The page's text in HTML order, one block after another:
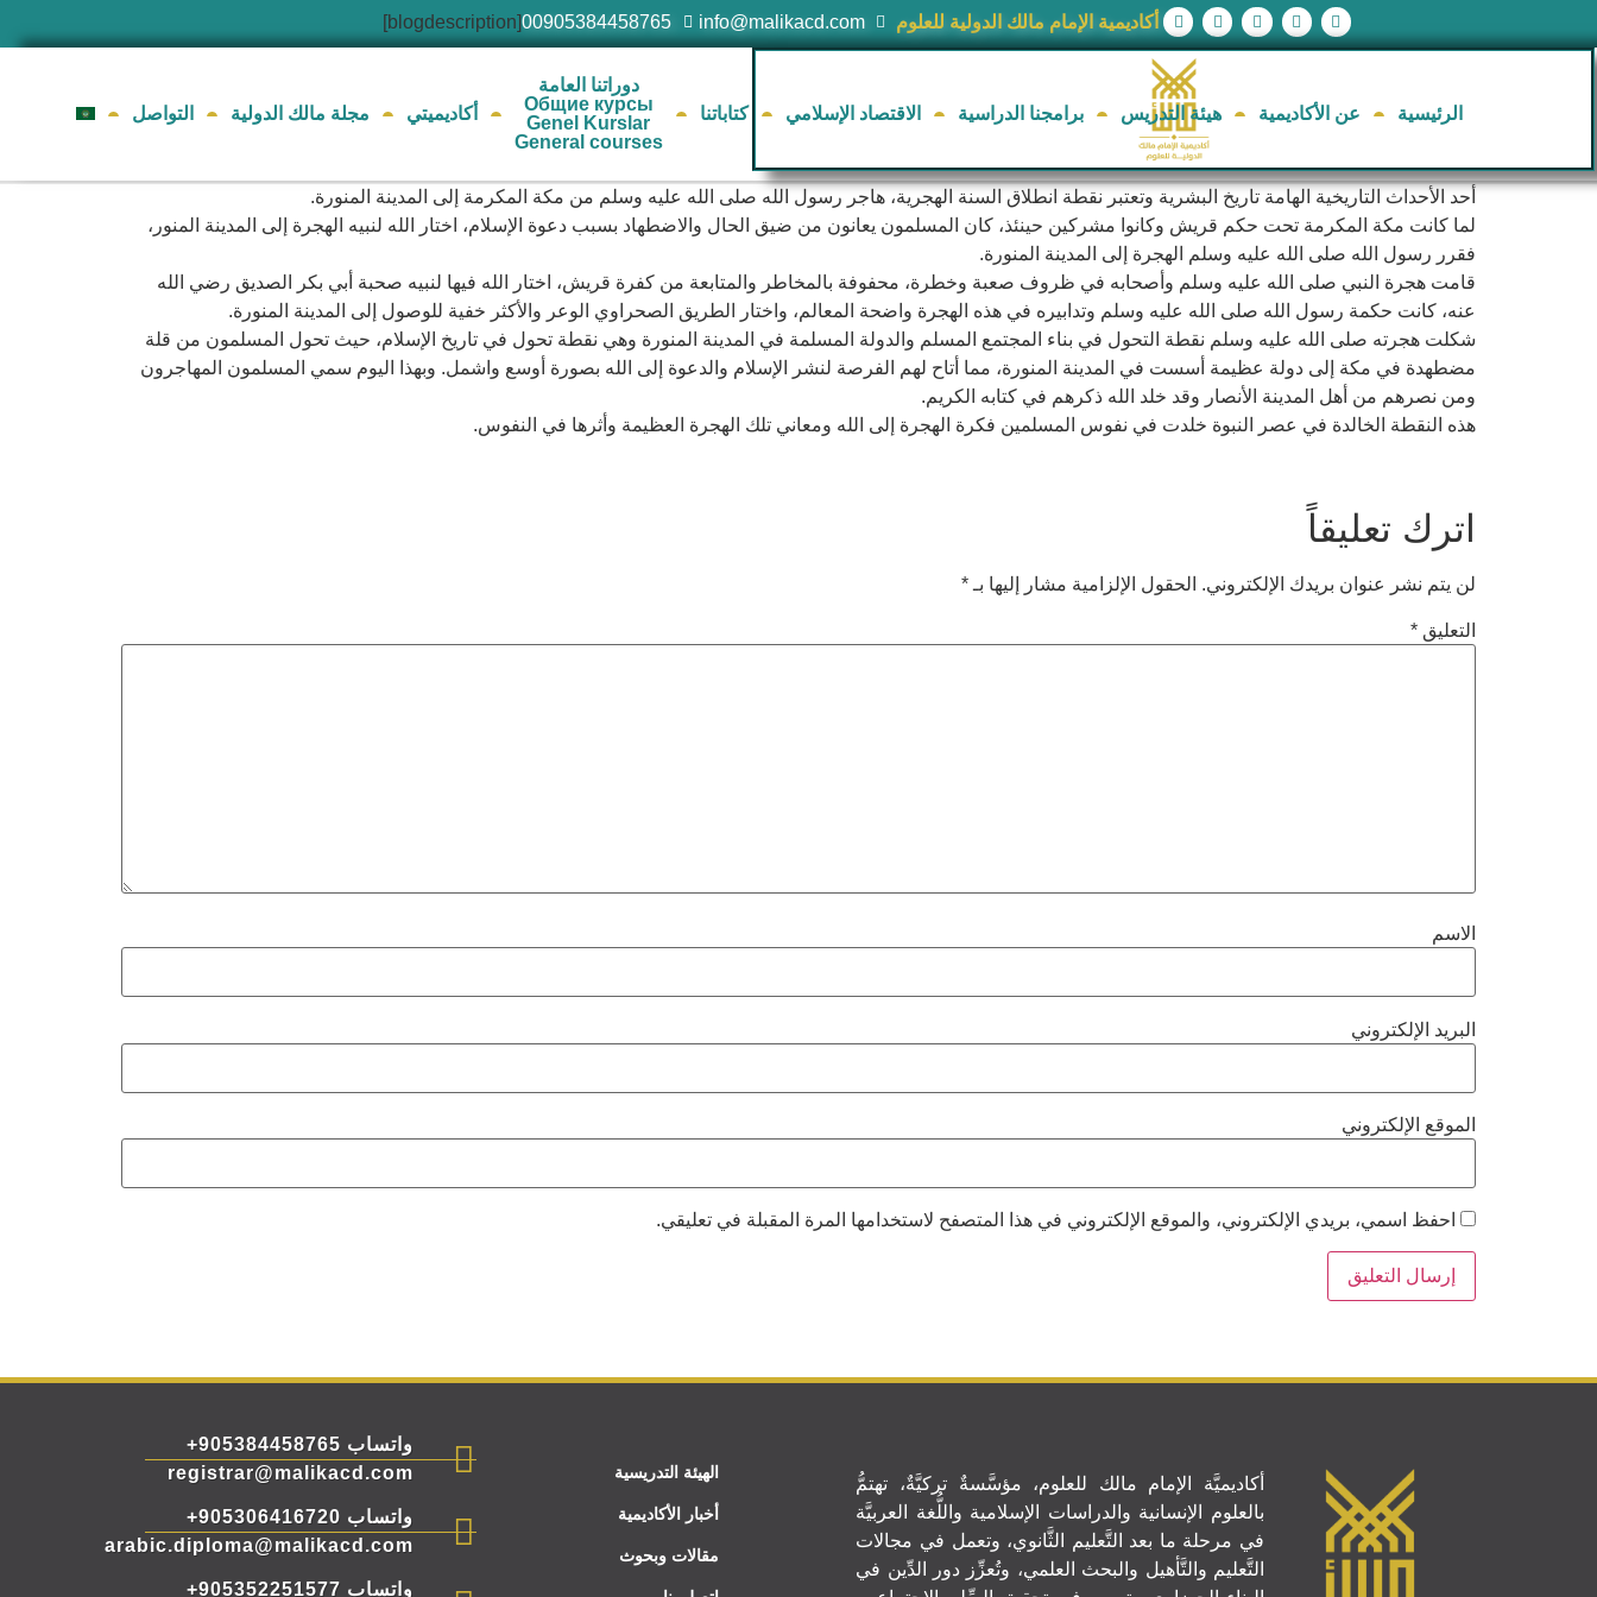
[blogdescription] أكاديمية الإمام مالك الدولية للعلوم info@malikacd.com
00905384458765
الرئيسية عن الأكاديمية هيئة التدريس برامجنا الدراسية الاقتصاد الإسلامي كتاباتنا
دوراتنا العامة
Общие курсы
Genel Kurslar
General courses
أكاديميتي مجلة مالك الدولية التواصل
أحد الأحداث التاريخية الهامة تاريخ البشرية وتعتبر نقطة انطلاق السنة الهجرية، هاجر رسول الله صلى الله عليه وسلم من مكة المكرمة إلى المدينة المنورة.
لما كانت مكة المكرمة تحت حكم قريش وكانوا مشركين حينئذ، كان المسلمون يعانون من ضيق الحال والاضطهاد بسبب دعوة الإسلام، اختار الله لنبيه الهجرة إلى المدينة المنور،
فقرر رسول الله صلى الله عليه وسلم الهجرة إلى المدينة المنورة.
قامت هجرة النبي صلى الله عليه وسلم وأصحابه في ظروف صعبة وخطرة، محفوفة بالمخاطر والمتابعة من كفرة قريش، اختار الله فيها لنبيه صحبة أبي بكر الصديق رضي الله
عنه، كانت حكمة رسول الله صلى الله عليه وسلم وتدابيره في هذه الهجرة واضحة المعالم، واختار الطريق الصحراوي الوعر والأكثر خفية للوصول إلى المدينة المنورة.
شكلت هجرته صلى الله عليه وسلم نقطة التحول في بناء المجتمع المسلم والدولة المسلمة في المدينة المنورة وهي نقطة تحول في تاريخ الإسلام، حيث تحول المسلمون من قلة
مضطهدة في مكة إلى دولة عظيمة أسست في المدينة المنورة، مما أتاح لهم الفرصة لنشر الإسلام والدعوة إلى الله بصورة أوسع واشمل. وبهذا اليوم سمي المسلمون المهاجرون
ومن نصرهم من أهل المدينة الأنصار وقد خلد الله ذكرهم في كتابه الكريم.
هذه النقطة الخالدة في عصر النبوة خلدت في نفوس المسلمين فكرة الهجرة إلى الله ومعاني تلك الهجرة العظيمة وأثرها في النفوس.
اترك تعليقاً
لن يتم نشر عنوان بريدك الإلكتروني. الحقول الإلزامية مشار إليها بـ *
التعليق *
الاسم
البريد الإلكتروني
الموقع الإلكتروني
احفظ اسمي، بريدي الإلكتروني، والموقع الإلكتروني في هذا المتصفح لاستخدامها المرة المقبلة في تعليقي.
أكاديميَّة الإمام مالك للعلوم، مؤسَّسةٌ تركيَّةٌ، تهتمُّ
بالعلوم الإنسانية والدراسات الإسلامية واللُّغة العربيَّة
في مرحلة ما بعد التَّعليم الثَّانوي، وتعمل في مجالات
التَّعليم والتَّأهيل والبحث العلمي، وتُعزِّز دور الدِّين في
الهيئة التدريسية
أخبار الأكاديمية
مقالات وبحوث
واتساب 905384458765+
registrar@malikacd.com
واتساب 905306416720+
arabic.diploma@malikacd.com
واتساب 905352251577+